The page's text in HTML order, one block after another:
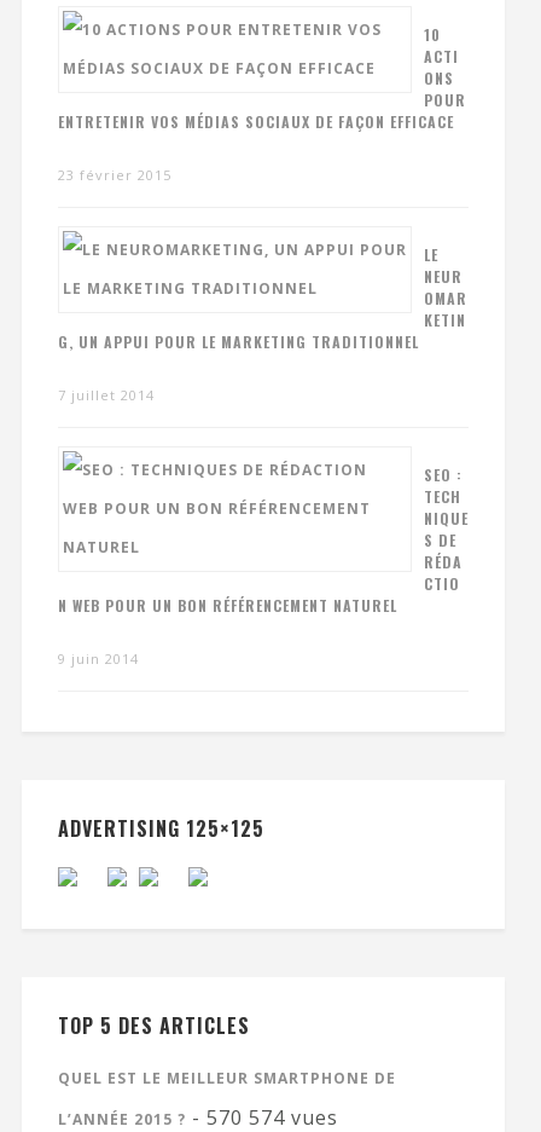
10
ACTI
ONS
POUR
ENTRETENIR VOS MÉDIAS SOCIAUX DE FAÇON EFFICACE
23 février 2015
LE
NEUR
OMAR
KETIN
G, UN APPUI POUR LE MARKETING TRADITIONNEL
7 juillet 2014
SEO :
TECH
NIQUE
S DE
RÉDA
CTIO
N WEB POUR UN BON RÉFÉRENCEMENT NATUREL
9 juin 2014
ADVERTISING 125×125
TOP 5 DES ARTICLES
QUEL EST LE MEILLEUR SMARTPHONE DE
L’ANNÉE 2015 ? - 570 574 vues